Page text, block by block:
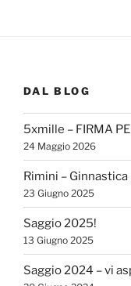
DAL BLOG
5xmille – FIRMA
24 Maggio 2026
Rimini –
23 Giugno 2025
Saggio 2025!
13 Giugno 2025
Saggio 2024 – vi